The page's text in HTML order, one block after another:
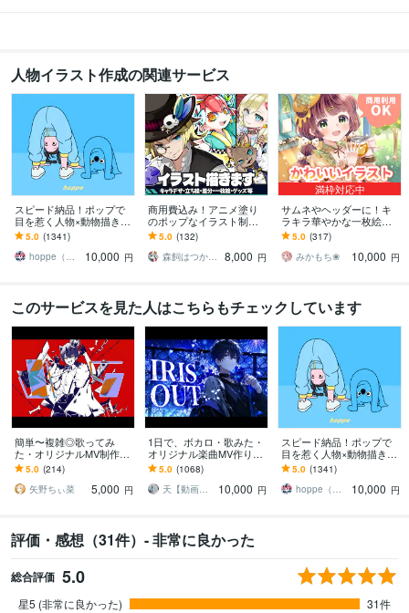
人物イラスト作成の関連サービス
スピード納品！ポップで
目を惹く人物×動物描きま
す 挿絵・動画・グッズな
ど鮮やかな配色で個性を
出したい方へ
5.0 (1341)
hoppe（ほっぺ）
10,000 円
商用費込み！アニメ塗り
のポップなイラスト制作
します 配信、動画、SN
S、IRIAMやグッズに！幅
広く対応
5.0 (132)
森飼はつか／ｲﾗｽﾄﾚｰﾀｰ
8,000 円
満枠対応中
サムネやヘッダーに！キ
ラキラ華やかな一枚絵描
きます 商用OK！淡くて可
愛い小物や背景、衣装の
デザインも♪
5.0 (317)
みかもち❀
10,000 円
このサービスを見た人はこちらもチェックしています
簡単〜複雑◎歌ってみ
た・オリジナルMV制作し
ます Vtuber・歌い手必
見！お任せ〜本家再現ま
で可能！
5.0 (214)
矢野ちぃ菜
5,000 円
1日で、ボカロ・歌みた・
オリジナル楽曲MV作りま
す ボカロ曲などの歌って
みたのオリジナルMV、PV
制作致します！
5.0 (1068)
天【動画編集】
10,000 円
スピード納品！ポップで
目を惹く人物×動物描きま
す 挿絵・動画・グッズな
ど鮮やかな配色で個性を
出したい方へ
5.0 (1341)
hoppe（ほっぺ）
10,000 円
評価・感想（31件）- 非常に良かった
総合評価 5.0
星5 (非常に良かった)
31件